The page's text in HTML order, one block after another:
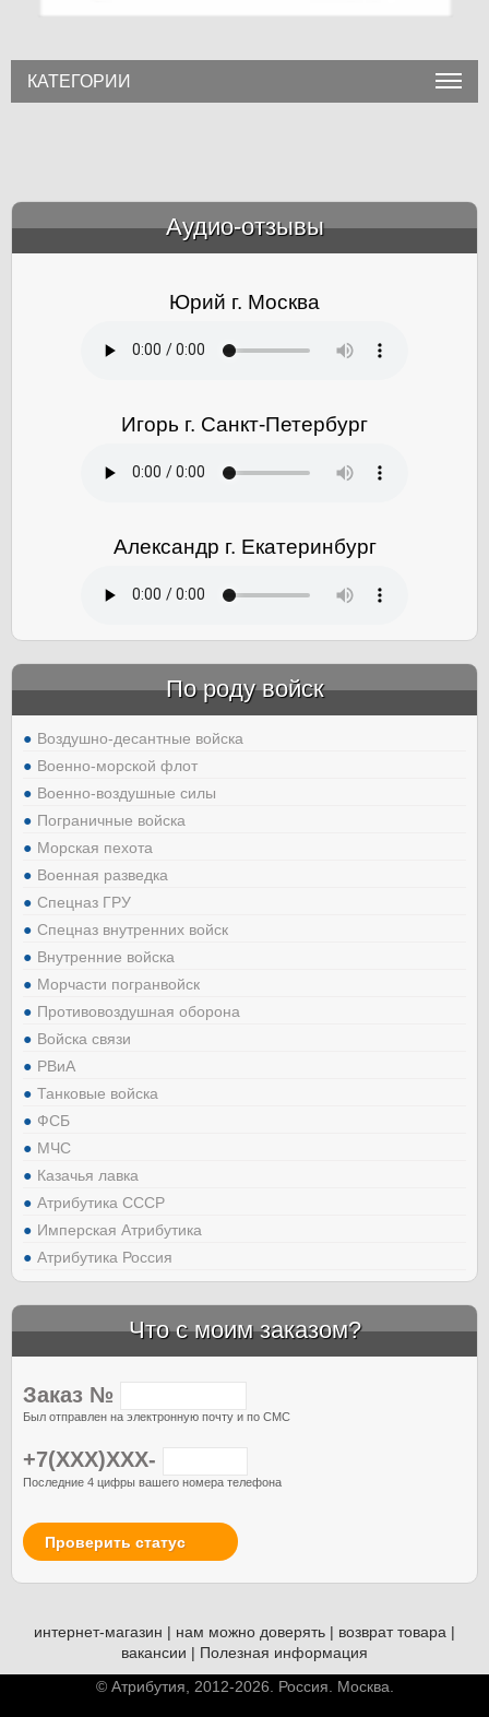
КАТЕГОРИИ
Аудио-отзывы
Юрий г. Москва
Игорь г. Санкт-Петербург
Александр г. Екатеринбург
По роду войск
Воздушно-десантные войска
Военно-морской флот
Военно-воздушные силы
Пограничные войска
Морская пехота
Военная разведка
Спецназ ГРУ
Спецназ внутренних войск
Внутренние войска
Морчасти погранвойск
Противовоздушная оборона
Войска связи
РВиА
Танковые войска
ФСБ
МЧС
Казачья лавка
Атрибутика СССР
Имперская Атрибутика
Атрибутика Россия
Что с моим заказом?
Заказ №
Был отправлен на электронную почту и по СМС
+7(XXX)XXX-
Последние 4 цифры вашего номера телефона
Проверить статус
интернет-магазин | нам можно доверять | возврат товара |
вакансии | Полезная информация
© Атрибутия, 2012-2026. Россия. Москва.